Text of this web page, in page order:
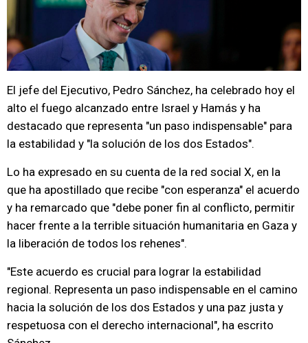
El jefe del Ejecutivo, Pedro Sánchez, ha celebrado hoy el
alto el fuego alcanzado entre Israel y Hamás y ha
destacado que representa "un paso indispensable" para
la estabilidad y "la solución de los dos Estados".
Lo ha expresado en su cuenta de la red social X, en la
que ha apostillado que recibe "con esperanza" el acuerdo
y ha remarcado que "debe poner fin al conflicto, permitir
hacer frente a la terrible situación humanitaria en Gaza y
la liberación de todos los rehenes".
"Este acuerdo es crucial para lograr la estabilidad
regional. Representa un paso indispensable en el camino
hacia la solución de los dos Estados y una paz justa y
respetuosa con el derecho internacional", ha escrito